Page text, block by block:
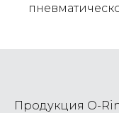
Продукция O-